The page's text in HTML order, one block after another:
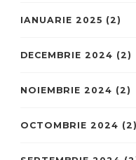
IANUARIE 2025 (2)
DECEMBRIE 2024 (2)
NOIEMBRIE 2024 (2)
OCTOMBRIE 2024 (2)